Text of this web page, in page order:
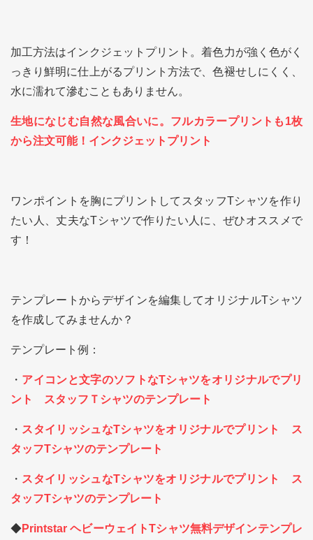
加工方法はインクジェットプリント。着色力が強く色がく
っきり鮮明に仕上がるプリント方法で、色褪せしにくく、
水に濡れて滲むこともありません。
生地になじむ自然な風合いに。フルカラープリントも1枚
から注文可能！インクジェットプリント
ワンポイントを胸にプリントしてスタッフTシャツを作り
たい人、丈夫なTシャツで作りたい人に、ぜひオススメで
す！
テンプレートからデザインを編集してオリジナルTシャツ
を作成してみませんか？
テンプレート例：
・ アイコンと文字のソフトなTシャツをオリジナルでプリ
ント スタッフＴシャツのテンプレート
・ スタイリッシュなTシャツをオリジナルでプリント ス
タッフTシャツのテンプレート
・ スタイリッシュなTシャツをオリジナルでプリント ス
タッフTシャツのテンプレート
◆Printstar ヘビーウェイトTシャツ無料デザインテンプレ